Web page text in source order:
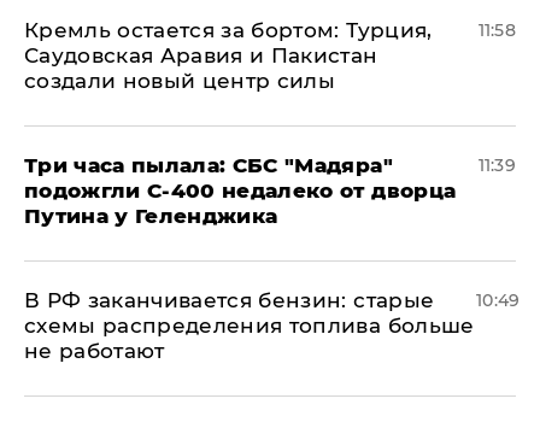
​Кремль остается за бортом: Турция,
Саудовская Аравия и Пакистан
создали новый центр силы
11:58
Три часа пылала: СБС "Мадяра"
подожгли С-400 недалеко от дворца
Путина у Геленджика
11:39
​В РФ заканчивается бензин: старые
схемы распределения топлива больше
не работают
10:49